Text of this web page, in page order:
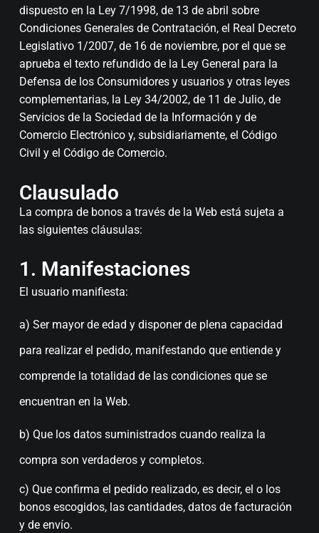
dispuesto en la Ley 7/1998, de 13 de abril sobre
Condiciones Generales de Contratación, el Real Decreto
Legislativo 1/2007, de 16 de noviembre, por el que se
aprueba el texto refundido de la Ley General para la
Defensa de los Consumidores y usuarios y otras leyes
complementarias, la Ley 34/2002, de 11 de Julio, de
Servicios de la Sociedad de la Información y de
Comercio Electrónico y, subsidiariamente, el Código
Civil y el Código de Comercio.
Clausulado
La compra de bonos a través de la Web está sujeta a
las siguientes cláusulas:
1. Manifestaciones
El usuario manifiesta:
a) Ser mayor de edad y disponer de plena capacidad
para realizar el pedido, manifestando que entiende y
comprende la totalidad de las condiciones que se
encuentran en la Web.
b) Que los datos suministrados cuando realiza la
compra son verdaderos y completos.
c) Que confirma el pedido realizado, es decir, el o los
bonos escogidos, las cantidades, datos de facturación
y de envío.